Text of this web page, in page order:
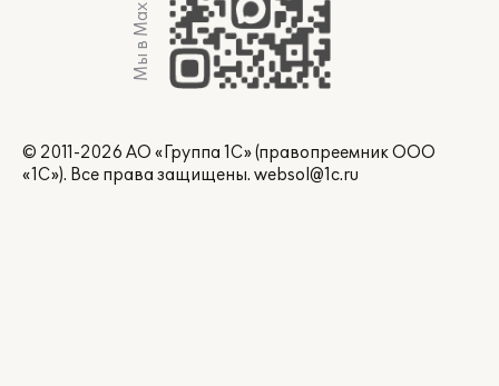
Мы в Max
© 2011-2026 АО «Группа 1С» (правопреемник ООО
«1С»). Все права защищены. websol@1c.ru